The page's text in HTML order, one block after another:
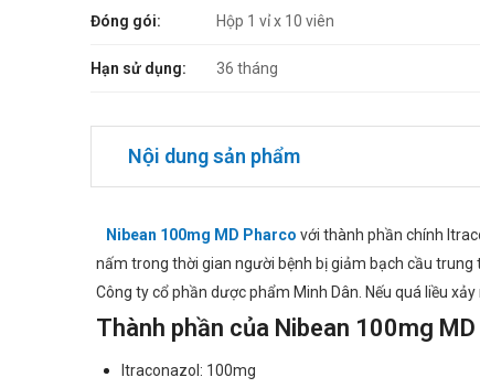
Đóng gói: Hộp 1 vỉ x 10 viên
Hạn sử dụng: 36 tháng
Nội dung sản phẩm
Nibean 100mg MD Pharco với thành phần chính
nấm trong thời gian người bệnh bị giảm bạch cầu
Công ty cổ phần dược phẩm Minh Dân. Nếu quá liều
Thành phần của Nibean 100mg
Itraconazol: 100mg